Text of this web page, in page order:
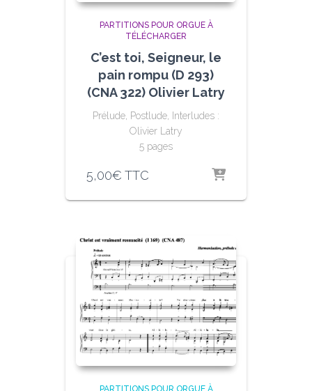
PARTITIONS POUR ORGUE À
TÉLÉCHARGER
C’est toi, Seigneur, le
pain rompu (D 293)
(CNA 322) Olivier Latry
Prélude, Postlude, Interludes :
Olivier Latry
5 pages
5,00€ TTC